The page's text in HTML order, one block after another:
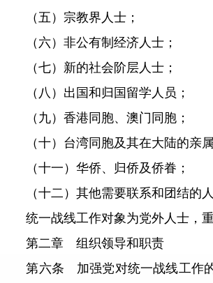
（五）宗教界人士；
（六）非公有制经济人士；
（七）新的社会阶层人士；
（八）出国和归国留学人员；
（九）香港同胞、澳门同胞；
（十）台湾同胞及其在大陆的亲属
（十一）华侨、归侨及侨眷；
（十二）其他需要联系和团结的人
统一战线工作对象为党外人士，重
第二章 组织领导和职责
第六条 加强党对统一战线工作的